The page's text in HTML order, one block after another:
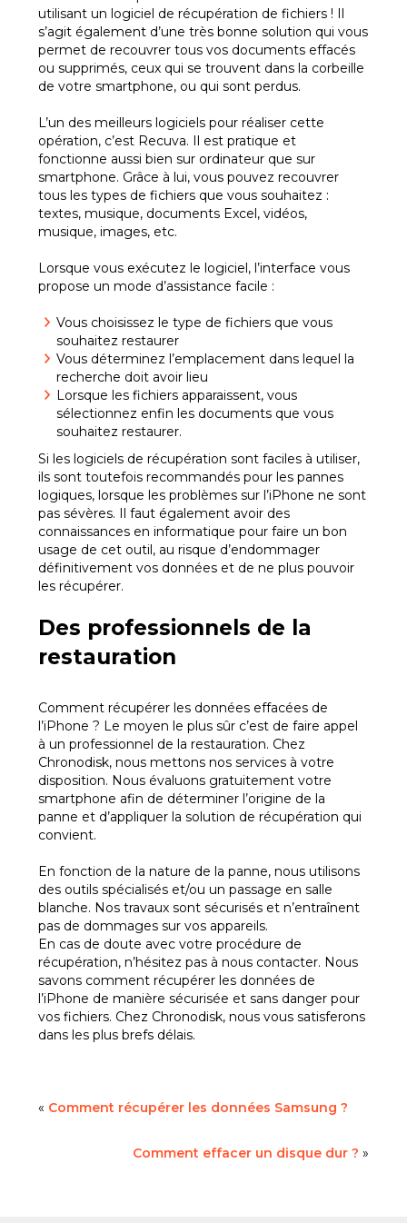
utilisant un logiciel de récupération de fichiers ! Il
s’agit également d’une très bonne solution qui vous
permet de recouvrer tous vos documents effacés
ou supprimés, ceux qui se trouvent dans la corbeille
de votre smartphone, ou qui sont perdus.
L’un des meilleurs logiciels pour réaliser cette
opération, c’est Recuva. Il est pratique et
fonctionne aussi bien sur ordinateur que sur
smartphone. Grâce à lui, vous pouvez recouvrer
tous les types de fichiers que vous souhaitez :
textes, musique, documents Excel, vidéos,
musique, images, etc.
Lorsque vous exécutez le logiciel, l’interface vous
propose un mode d’assistance facile :
Vous choisissez le type de fichiers que vous
souhaitez restaurer
Vous déterminez l’emplacement dans lequel la
recherche doit avoir lieu
Lorsque les fichiers apparaissent, vous
sélectionnez enfin les documents que vous
souhaitez restaurer.
Si les logiciels de récupération sont faciles à utiliser,
ils sont toutefois recommandés pour les pannes
logiques, lorsque les problèmes sur l’iPhone ne sont
pas sévères. Il faut également avoir des
connaissances en informatique pour faire un bon
usage de cet outil, au risque d’endommager
définitivement vos données et de ne plus pouvoir
les récupérer.
Des professionnels de la
restauration
Comment récupérer les données effacées de
l’iPhone ? Le moyen le plus sûr c’est de faire appel
à un professionnel de la restauration. Chez
Chronodisk, nous mettons nos services à votre
disposition. Nous évaluons gratuitement votre
smartphone afin de déterminer l’origine de la
panne et d’appliquer la solution de récupération qui
convient.
En fonction de la nature de la panne, nous utilisons
des outils spécialisés et/ou un passage en salle
blanche. Nos travaux sont sécurisés et n’entraînent
pas de dommages sur vos appareils.
En cas de doute avec votre procédure de
récupération, n’hésitez pas à nous contacter. Nous
savons comment récupérer les données de
l’iPhone de manière sécurisée et sans danger pour
vos fichiers. Chez Chronodisk, nous vous satisferons
dans les plus brefs délais.
« Comment récupérer les données Samsung ?
Comment effacer un disque dur ? »